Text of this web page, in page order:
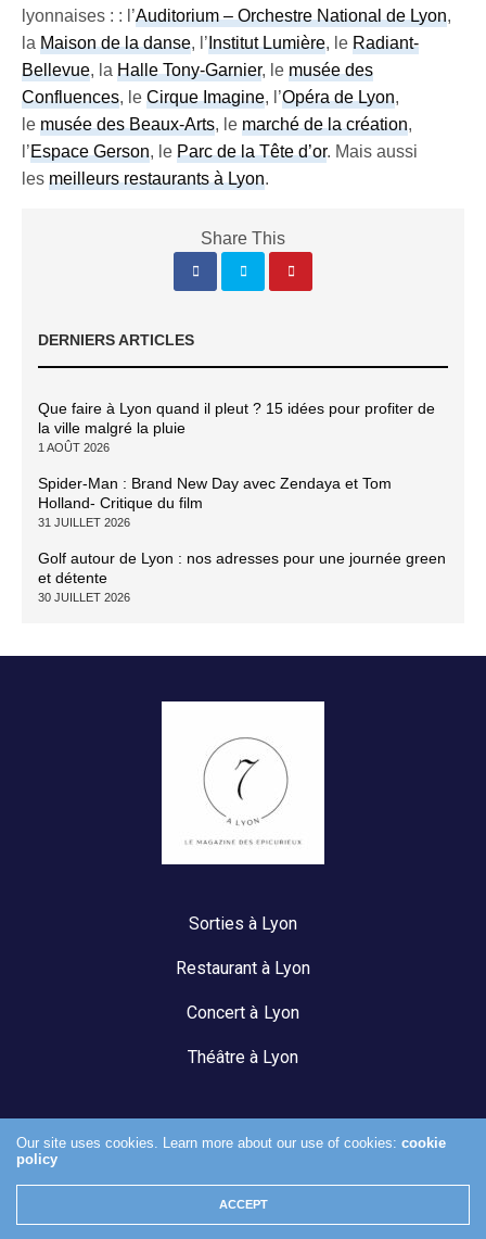
lyonnaises : : l’Auditorium – Orchestre National de Lyon,
laMaison de la danse, l’Institut Lumière, leRadiant-
Bellevue, laHalle Tony-Garnier, lemusée des
Confluences, leCirque Imagine, l’Opéra de Lyon,
lemusée des Beaux-Arts, lemarché de la création,
l’Espace Gerson, leParc de la Tête d’or. Mais aussi
lesmeilleurs restaurants à Lyon.
Share This
DERNIERS ARTICLES
Que faire à Lyon quand il pleut ? 15 idées pour profiter de
la ville malgré la pluie
1 AOÛT 2026
Spider-Man : Brand New Day avec Zendaya et Tom
Holland- Critique du film
31 JUILLET 2026
Golf autour de Lyon : nos adresses pour une journée green
et détente
30 JUILLET 2026
Sorties à Lyon
Restaurant à Lyon
Concert à Lyon
Théâtre à Lyon
Mentions légales
Our site uses cookies. Learn more about our use of cookies:cookie
policy
ACCEPT